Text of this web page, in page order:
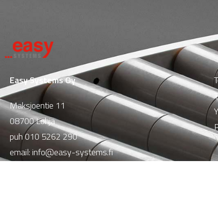
Easy Systems Oy
Maksjoentie 11
08700 Lohja
puh010 5262 290
email:info@easy-systems.fi